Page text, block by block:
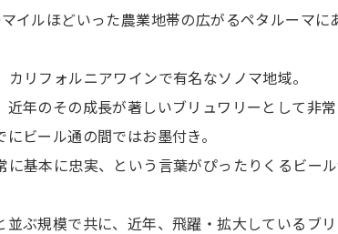
イルほどいった農業地帯の広がるペタルーマに
リフォルニアワインで有名なソノマ地域。
年のその成長が著しいブリュワリーとして非
ビール通の間ではお墨付き。
に基本に忠実、という言葉がぴったりくるビー
ぶ規模で共に、近年、飛躍・拡大しているブ